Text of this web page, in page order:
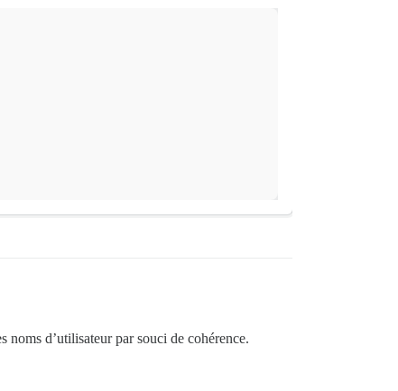
noms d’utilisateur par souci de cohérence.